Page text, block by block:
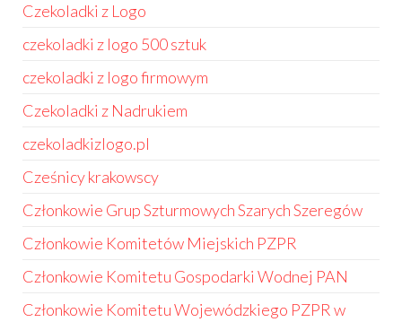
Czekoladki z Logo
czekoladki z logo 500 sztuk
czekoladki z logo firmowym
Czekoladki z Nadrukiem
czekoladkizlogo.pl
Cześnicy krakowscy
Członkowie Grup Szturmowych Szarych Szeregów
Członkowie Komitetów Miejskich PZPR
Członkowie Komitetu Gospodarki Wodnej PAN
Członkowie Komitetu Wojewódzkiego PZPR w